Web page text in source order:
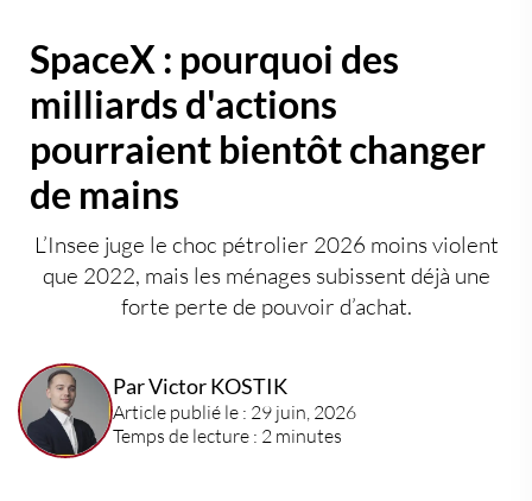
SpaceX : pourquoi des
milliards d'actions
pourraient bientôt changer
de mains
L’Insee juge le choc pétrolier 2026 moins violent
que 2022, mais les ménages subissent déjà une
forte perte de pouvoir d’achat.
Par Victor KOSTIK
Article publié le : 29 juin, 2026
Temps de lecture : 2 minutes